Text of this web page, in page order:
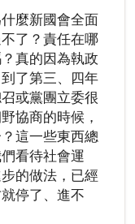
麼新國會全面
了？責任在哪
真的因為執政
了第三、四年
或黨團立委很
協商的時候，
這一些東西總
看待社會運
的做法，已經
停了、進不